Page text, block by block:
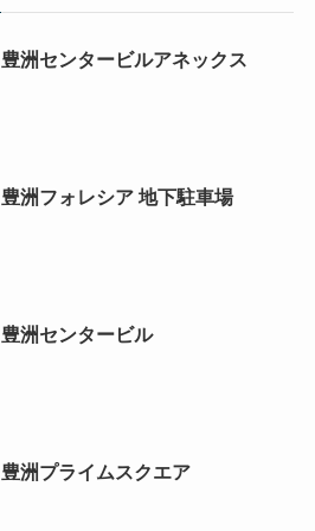
豊洲センタービルアネックス
豊洲フォレシア 地下駐車場
豊洲センタービル
豊洲プライムスクエア